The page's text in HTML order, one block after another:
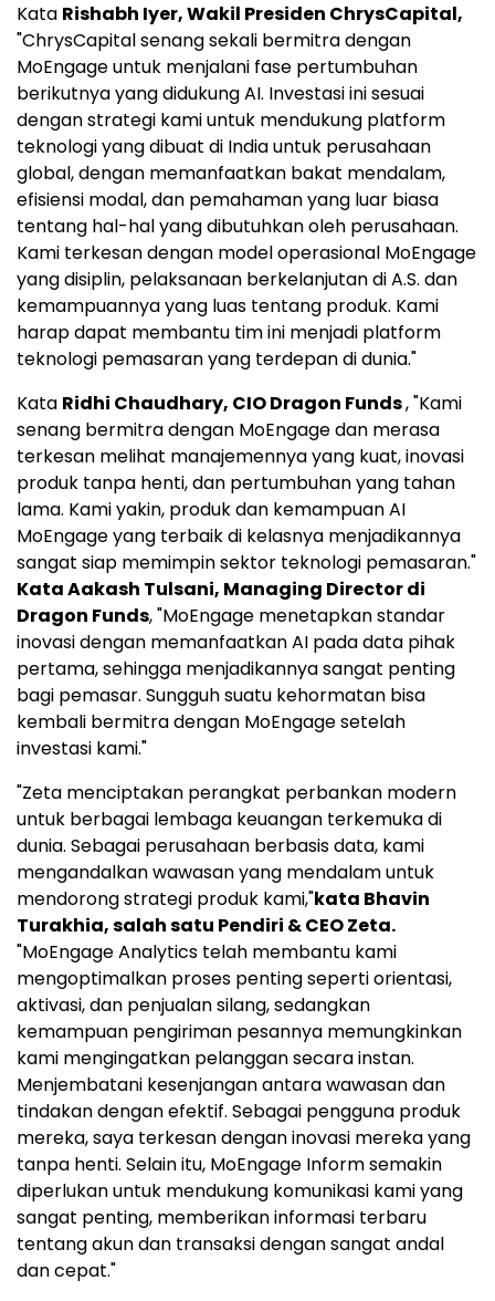
Kata Rishabh Iyer, Wakil Presiden ChrysCapital,
"ChrysCapital senang sekali bermitra dengan
MoEngage untuk menjalani fase pertumbuhan
berikutnya yang didukung AI. Investasi ini sesuai
dengan strategi kami untuk mendukung platform
teknologi yang dibuat di Indiauntuk perusahaan
global, dengan memanfaatkan bakat mendalam,
efisiensi modal, dan pemahaman yang luar biasa
tentang hal-hal yang dibutuhkan oleh perusahaan.
Kami terkesan dengan model operasional MoEngage
yang disiplin, pelaksanaan berkelanjutan di A.S. dan
kemampuannya yang luas tentang produk. Kami
harap dapat membantu tim ini menjadi platform
teknologi pemasaran yang terdepan di dunia."
Kata Ridhi Chaudhary, CIO Dragon Funds, "Kami
senang bermitra dengan MoEngage dan merasa
terkesan melihat manajemennya yang kuat, inovasi
produk tanpa henti, dan pertumbuhan yang tahan
lama. Kami yakin, produk dan kemampuan AI
MoEngage yang terbaik di kelasnya menjadikannya
sangat siap memimpin sektor teknologi pemasaran."
Kata Aakash Tulsani, Managing Director di
Dragon Funds, "MoEngage menetapkan standar
inovasi dengan memanfaatkan AI pada data pihak
pertama, sehingga menjadikannya sangat penting
bagi pemasar. Sungguh suatu kehormatan bisa
kembali bermitra dengan MoEngage setelah
investasi kami."
"Zeta menciptakan perangkat perbankan modern
untuk berbagai lembaga keuangan terkemuka di
dunia. Sebagai perusahaan berbasis data, kami
mengandalkan wawasan yang mendalam untuk
mendorong strategi produk kami,"kata Bhavin
Turakhia, salah satu Pendiri & CEO Zeta.
"MoEngage Analytics telah membantu kami
mengoptimalkan proses penting seperti orientasi,
aktivasi, dan penjualan silang, sedangkan
kemampuan pengiriman pesannya memungkinkan
kami mengingatkan pelanggan secara instan.
Menjembatani kesenjangan antara wawasan dan
tindakan dengan efektif. Sebagai pengguna produk
mereka, saya terkesan dengan inovasi mereka yang
tanpa henti. Selain itu, MoEngage Inform semakin
diperlukan untuk mendukung komunikasi kami yang
sangat penting, memberikan informasi terbaru
tentang akun dan transaksi dengan sangat andal
dan cepat."